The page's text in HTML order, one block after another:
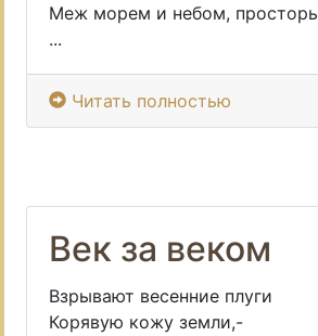
Меж морем и небом,
...
Читать полностью
Век за веком
Взрывают весенние плуги
Корявую кожу земли,-